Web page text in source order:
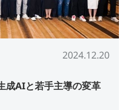
2024.12.20
成AIと若手主導の変革